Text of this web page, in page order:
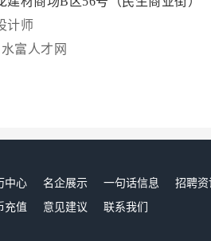
计师
水富人才网
中心 名企展示 一句话信息 招聘资
充值 意见建议 联系我们